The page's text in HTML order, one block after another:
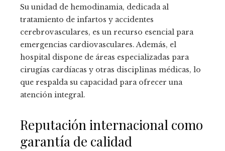
Su unidad de hemodinamia, dedicada al
tratamiento de infartos y accidentes
cerebrovasculares, es un recurso esencial para
emergencias cardiovasculares. Además, el
hospital dispone de áreas especializadas para
cirugías cardíacas y otras disciplinas médicas, lo
que respalda su capacidad para ofrecer una
atención integral.
Reputación internacional como
garantía de calidad